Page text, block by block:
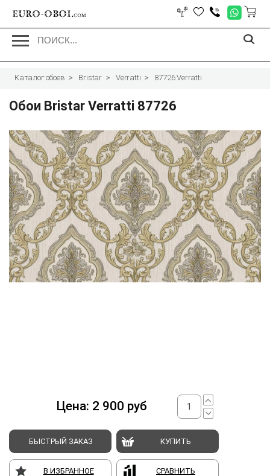
EURO-OBOI.com
Каталог обоев Bristar Verratti 87726 Verratti
Обои Bristar Verratti 87726
Цена: 2 900 руб
БЫСТРЫЙ ЗАКАЗ КУПИТЬ
В ИЗБРАННОЕ СРАВНИТЬ